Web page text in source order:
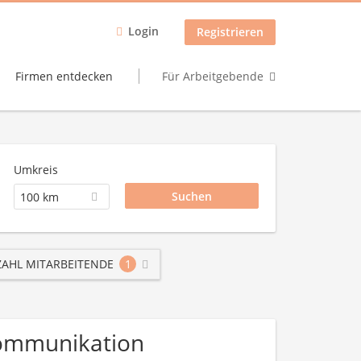
Login Registrieren
Firmen entdecken Für Arbeitgebende
Umkreis
100 km
MITARBEITENDE 1